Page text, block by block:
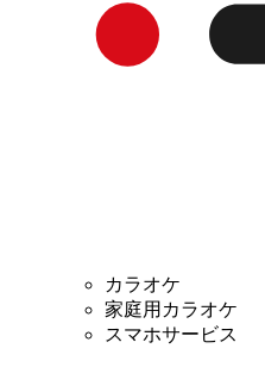
カラオケ
家庭用カラオケ
スマホサービス